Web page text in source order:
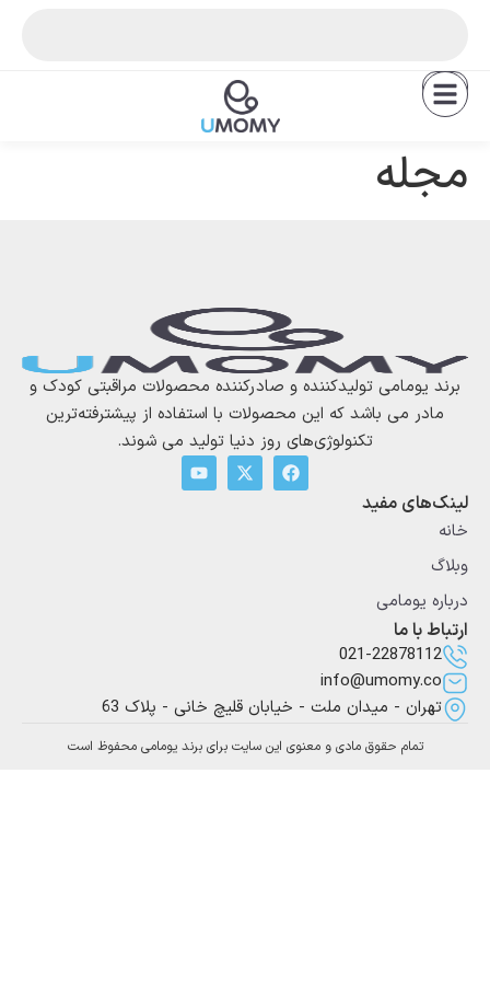
EN
مجله
برند یومامی تولیدکننده و صادرکننده محصولات مراقبتی کودک و
مادر می باشد که این محصولات با استفاده از پیشترفته‌ترین
تکنولوژی‌های روز دنیا تولید می شوند.
لینک‌های مفید
خانه
وبلاگ
درباره یومامی
ارتباط با ما
021-22878112
info@umomy.co
تهران - میدان ملت - خیابان قلیچ خانی - پلاک 63
تمام حقوق مادی و معنوی این سایت برای برند یومامی محفوظ است